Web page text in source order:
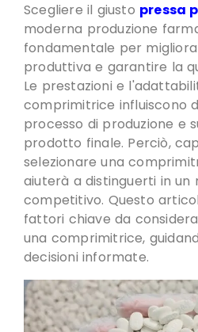
Scegliere il giusto pressa
moderna produzione
fondamentale per
produttiva e garantire la
Le prestazioni e
comprimitrice influiscono
processo di produzione e
prodotto finale. Perciò,
selezionare una
aiuterà a distinguerti in un
competitivo. Questo
fattori chiave da
una comprimitrice,
decisioni informate.